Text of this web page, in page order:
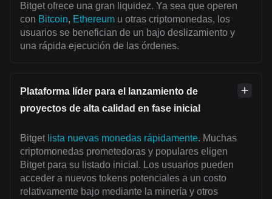
Bitget ofrece una gran liquidez. Ya sea que operen
con Bitcoin, Ethereum u otras criptomonedas, los
usuarios se benefician de un bajo deslizamiento y
una rápida ejecución de las órdenes.
Plataforma líder para el lanzamiento de
proyectos de alta calidad en fase inicial
Bitget lista nuevas monedas rápidamente. Muchas
criptomonedas prometedoras y populares eligen
Bitget para su listado inicial. Los usuarios pueden
acceder a nuevos tokens potenciales a un costo
relativamente bajo mediante la minería y otros